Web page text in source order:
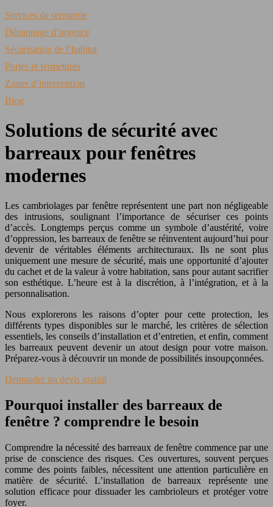
Services de serrurerie
Dépannage d’urgence
Sécurisation de l’habitat
Portes et fermetures
Zones d’intervention
Blog
Solutions de sécurité avec
barreaux pour fenêtres
modernes
Les cambriolages par fenêtre représentent une part non négligeable
des intrusions, soulignant l’importance de sécuriser ces points
d’accès. Longtemps perçus comme un symbole d’austérité, voire
d’oppression, les barreaux de fenêtre se réinventent aujourd’hui pour
devenir de véritables éléments architecturaux. Ils ne sont plus
uniquement une mesure de sécurité, mais une opportunité d’ajouter
du cachet et de la valeur à votre habitation, sans pour autant sacrifier
son esthétique. L’heure est à la discrétion, à l’intégration, et à la
personnalisation.
Nous explorerons les raisons d’opter pour cette protection, les
différents types disponibles sur le marché, les critères de sélection
essentiels, les conseils d’installation et d’entretien, et enfin, comment
les barreaux peuvent devenir un atout design pour votre maison.
Préparez-vous à découvrir un monde de possibilités insoupçonnées.
Demander un devis gratuit
Pourquoi installer des barreaux de
fenêtre ? comprendre le besoin
Comprendre la nécessité des barreaux de fenêtre commence par une
prise de conscience des risques. Ces ouvertures, souvent perçues
comme des points faibles, nécessitent une attention particulière en
matière de sécurité. L’installation de barreaux représente une
solution efficace pour dissuader les cambrioleurs et protéger votre
foyer.